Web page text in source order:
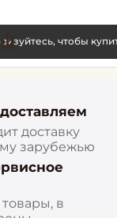
чтобы
доставку
зарубежью
в